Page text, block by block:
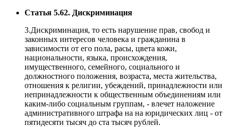
Статья 5.62. Дискриминация
3.Дискриминация, то есть нарушение прав, свобод и
законных интересов человека и гражданина в
зависимости от его пола, расы, цвета кожи,
национальности, языка, происхождения,
имущественного, семейного, социального и
должностного положения, возраста, места жительства,
отношения к религии, убеждений, принадлежности или
непринадлежности к общественным объединениям или
каким-либо социальным группам, - влечет наложение
административного штрафа на на юридических лиц - от
пятидесяти тысяч до ста тысяч рублей.